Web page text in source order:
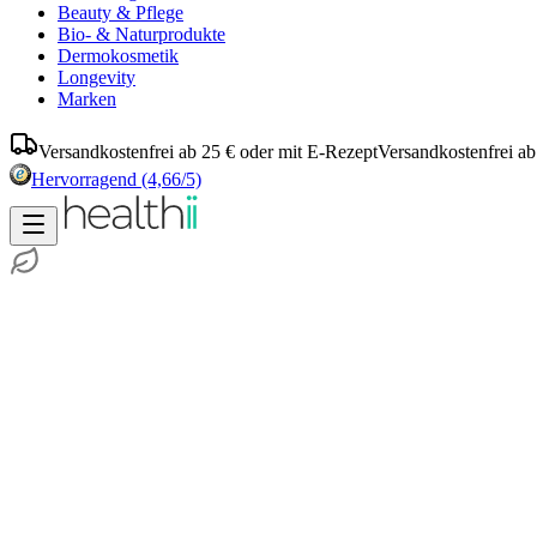
Beauty & Pflege
Bio- & Naturprodukte
Dermokosmetik
Longevity
Marken
Versandkostenfrei ab 25 € oder mit E-RezeptVersandkostenfrei
Hervorragend (4,66/5)